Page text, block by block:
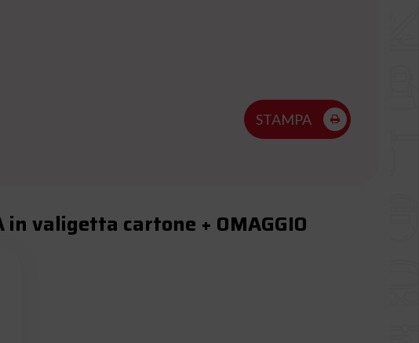
STAMPA
valigetta cartone + OMAGGIO